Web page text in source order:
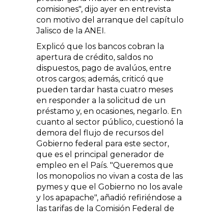
comisiones", dijo ayer en entrevista
con motivo del arranque del capítulo
Jalisco de la ANEI.
Explicó que los bancos cobran la
apertura de crédito, saldos no
dispuestos, pago de avalúos, entre
otros cargos; además, criticó que
pueden tardar hasta cuatro meses
en responder a la solicitud de un
préstamo y, en ocasiones, negarlo. En
cuanto al sector público, cuestionó la
demora del flujo de recursos del
Gobierno federal para este sector,
que es el principal generador de
empleo en el País. "Queremos que
los monopolios no vivan a costa de las
pymes y que el Gobierno no los avale
y los apapache", añadió refiriéndose a
las tarifas de la Comisión Federal de